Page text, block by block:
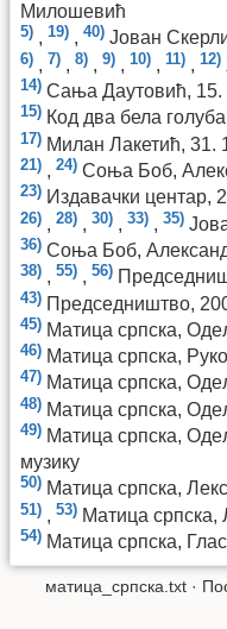
Милошевић
5) , 19) , 40) Јован
6) , 7) , 8) , 9) , 10) , 11) , 12)
14) Сања Даутовић, 15.
15) Код два бела
17) Милан Лакетић, 31.
21) , 24) Соња Боб,
23) Издавачки центар,
26) , 28) , 30) , 33) , 35)
36) Соња Боб,
38) , 55) , 56)
43) Председништво,
45) Матица српска,
46) Матица српска,
47) Матица српска,
48) Матица српска,
49) Матица српска,
музику
50) Матица српска,
51) , 53) Матица српска,
54) Матица српска,
матица_српска.txt ·